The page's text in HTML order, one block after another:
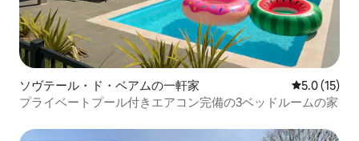
ソヴテール・ド・ベアムの一軒家 レビュー15
5.0 (15)
プライベートプール付きエアコン完備の3ベッドルームの家